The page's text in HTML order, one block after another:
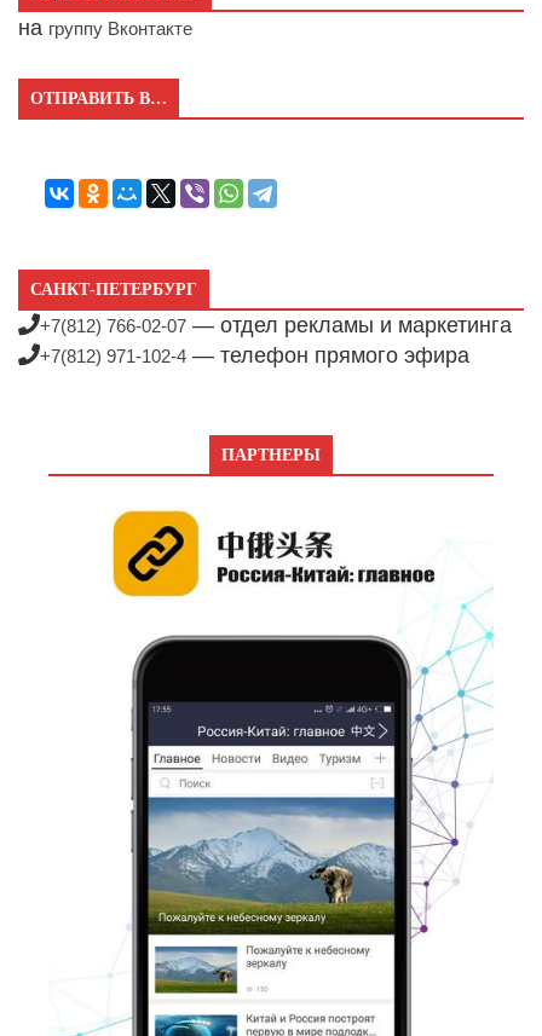
на группу Вконтакте
ОТПРАВИТЬ В…
САНКТ-ПЕТЕРБУРГ
+7(812) 766-02-07 — отдел рекламы и маркетинга
+7(812) 971-102-4 — телефон прямого эфира
ПАРТНЕРЫ